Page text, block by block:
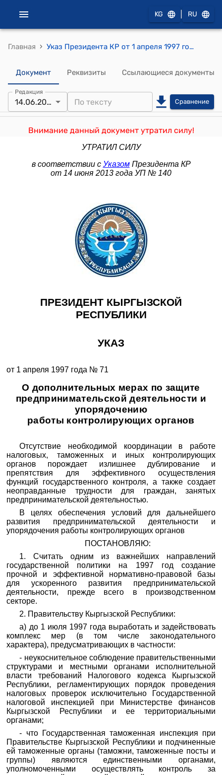
KG RU
Главная › Указ Президента КР от 1 апреля 1997 года №71 "О дополнительных мерах по защите предпринимательской деятельности и упорядочению работы контролирующих органов"
Документ Реквизиты Ссылающиеся документы
Редакция
14.06.2013 Сравнение
Внимание данный документ утратил силу!